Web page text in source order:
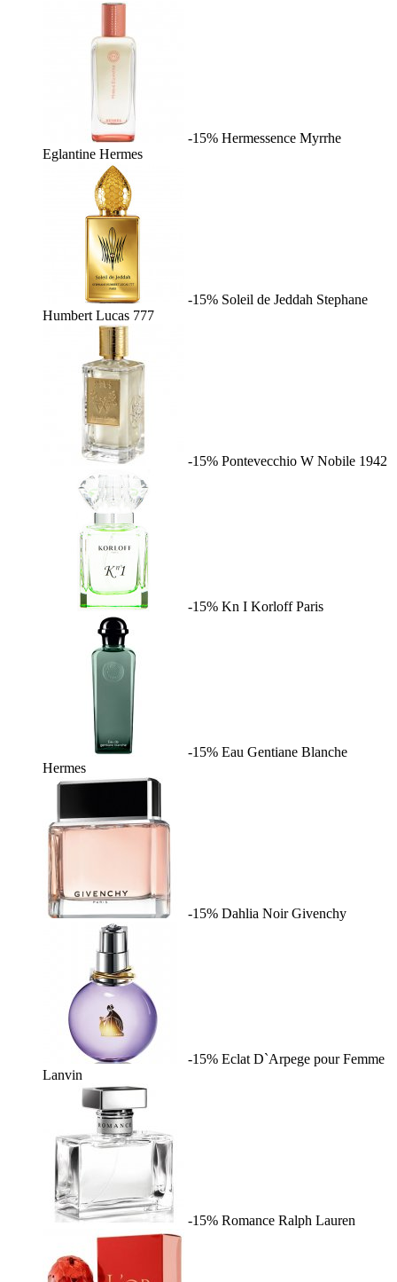
-15% Hermessence Myrrhe
Eglantine Hermes
-15% Soleil de Jeddah Stephane
Humbert Lucas 777
-15% Pontevecchio W Nobile 1942
-15% Kn I Korloff Paris
-15% Eau Gentiane Blanche
Hermes
-15% Dahlia Noir Givenchy
-15% Eclat D`Arpege pour Femme
Lanvin
-15% Romance Ralph Lauren